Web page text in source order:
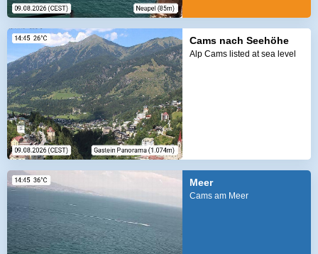
Cams nach Seehöhe
Alp Cams listed at sea level
Meer
Cams am Meer